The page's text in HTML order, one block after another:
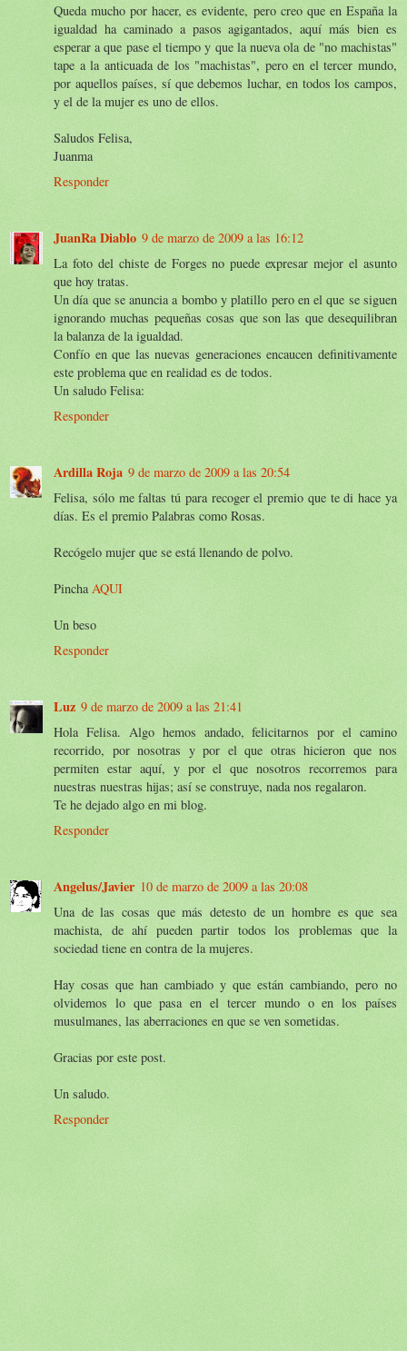
Queda mucho por hacer, es evidente, pero creo que en España la
igualdad ha caminado a pasos agigantados, aquí más bien es
esperar a que pase el tiempo y que la nueva ola de "no machistas"
tape a la anticuada de los "machistas", pero en el tercer mundo,
por aquellos países, sí que debemos luchar, en todos los campos,
y el de la mujer es uno de ellos.
Saludos Felisa,
Juanma
Responder
JuanRa Diablo 9 de marzo de 2009 a las 16:12
La foto del chiste de Forges no puede expresar mejor el asunto
que hoy tratas.
Un día que se anuncia a bombo y platillo pero en el que se siguen
ignorando muchas pequeñas cosas que son las que desequilibran
la balanza de la igualdad.
Confío en que las nuevas generaciones encaucen definitivamente
este problema que en realidad es de todos.
Un saludo Felisa:
Responder
Ardilla Roja 9 de marzo de 2009 a las 20:54
Felisa, sólo me faltas tú para recoger el premio que te di hace ya
días. Es el premio Palabras como Rosas.
Recógelo mujer que se está llenando de polvo.
Pincha AQUI
Un beso
Responder
Luz 9 de marzo de 2009 a las 21:41
Hola Felisa. Algo hemos andado, felicitarnos por el camino
recorrido, por nosotras y por el que otras hicieron que nos
permiten estar aquí, y por el que nosotros recorremos para
nuestras nuestras hijas; así se construye, nada nos regalaron.
Te he dejado algo en mi blog.
Responder
Angelus/Javier 10 de marzo de 2009 a las 20:08
Una de las cosas que más detesto de un hombre es que sea
machista, de ahí pueden partir todos los problemas que la
sociedad tiene en contra de la mujeres.
Hay cosas que han cambiado y que están cambiando, pero no
olvidemos lo que pasa en el tercer mundo o en los países
musulmanes, las aberraciones en que se ven sometidas.
Gracias por este post.
Un saludo.
Responder